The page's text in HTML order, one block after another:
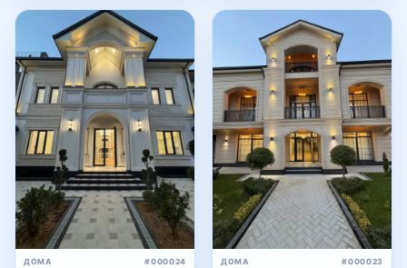
ДОМА #000024 ДОМА #000023